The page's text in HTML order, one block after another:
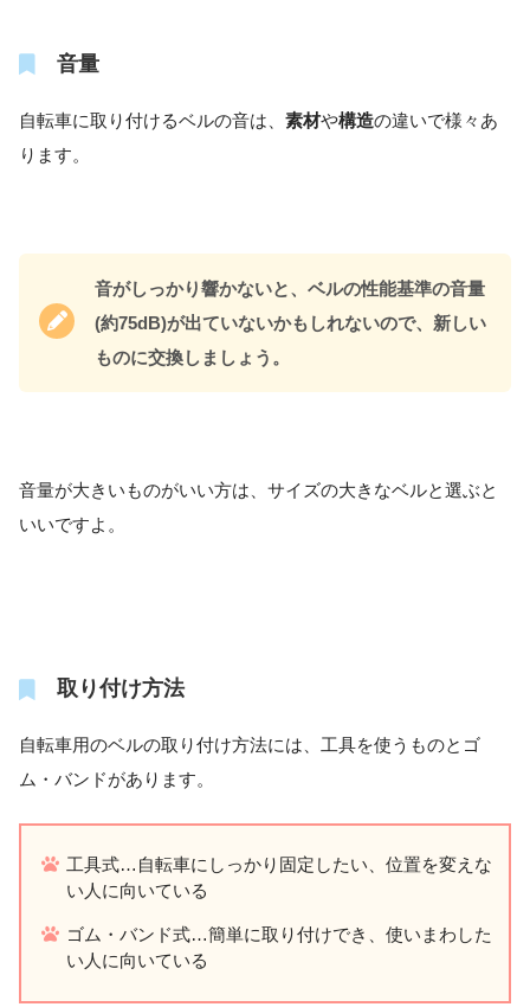
音量
自転車に取り付けるベルの音は、 素材や構造の違いで様々あ
ります。
音がしっかり響かないと、ベルの性能基準の音量
(約75dB)が出ていないかもしれないので、新しい
ものに交換しましょう。
音量が大きいものがいい方は、サイズの大きなベルと選ぶと
いいですよ。
取り付け方法
自転車用のベルの取り付け方法には、工具を使うものとゴ
ム・バンドがあります。
工具式…自転車にしっかり固定したい、位置を変えな
い人に向いている
ゴム・バンド式…簡単に取り付けでき、使いまわした
い人に向いている